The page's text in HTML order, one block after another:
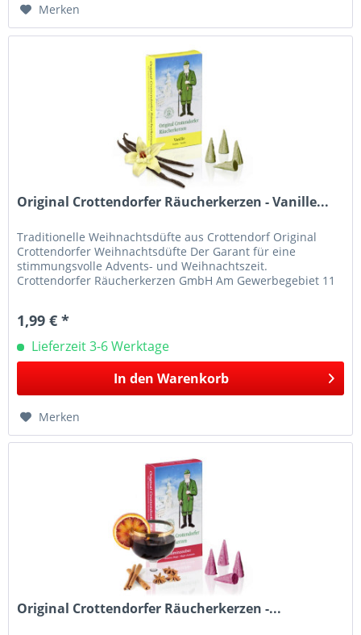
Merken
Original Crottendorfer Räucherkerzen - Vanille...
Traditionelle Weihnachtsdüfte aus Crottendorf Original
Crottendorfer Weihnachtsdüfte Der Garant für eine
stimmungsvolle Advents- und Weihnachtszeit.
Crottendorfer Räucherkerzen GmbH Am Gewerbegebiet 11
1,99 € *
Lieferzeit 3-6 Werktage
In den Warenkorb
Merken
Original Crottendorfer Räucherkerzen -...